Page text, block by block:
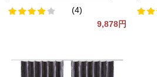
(4)
9,878円